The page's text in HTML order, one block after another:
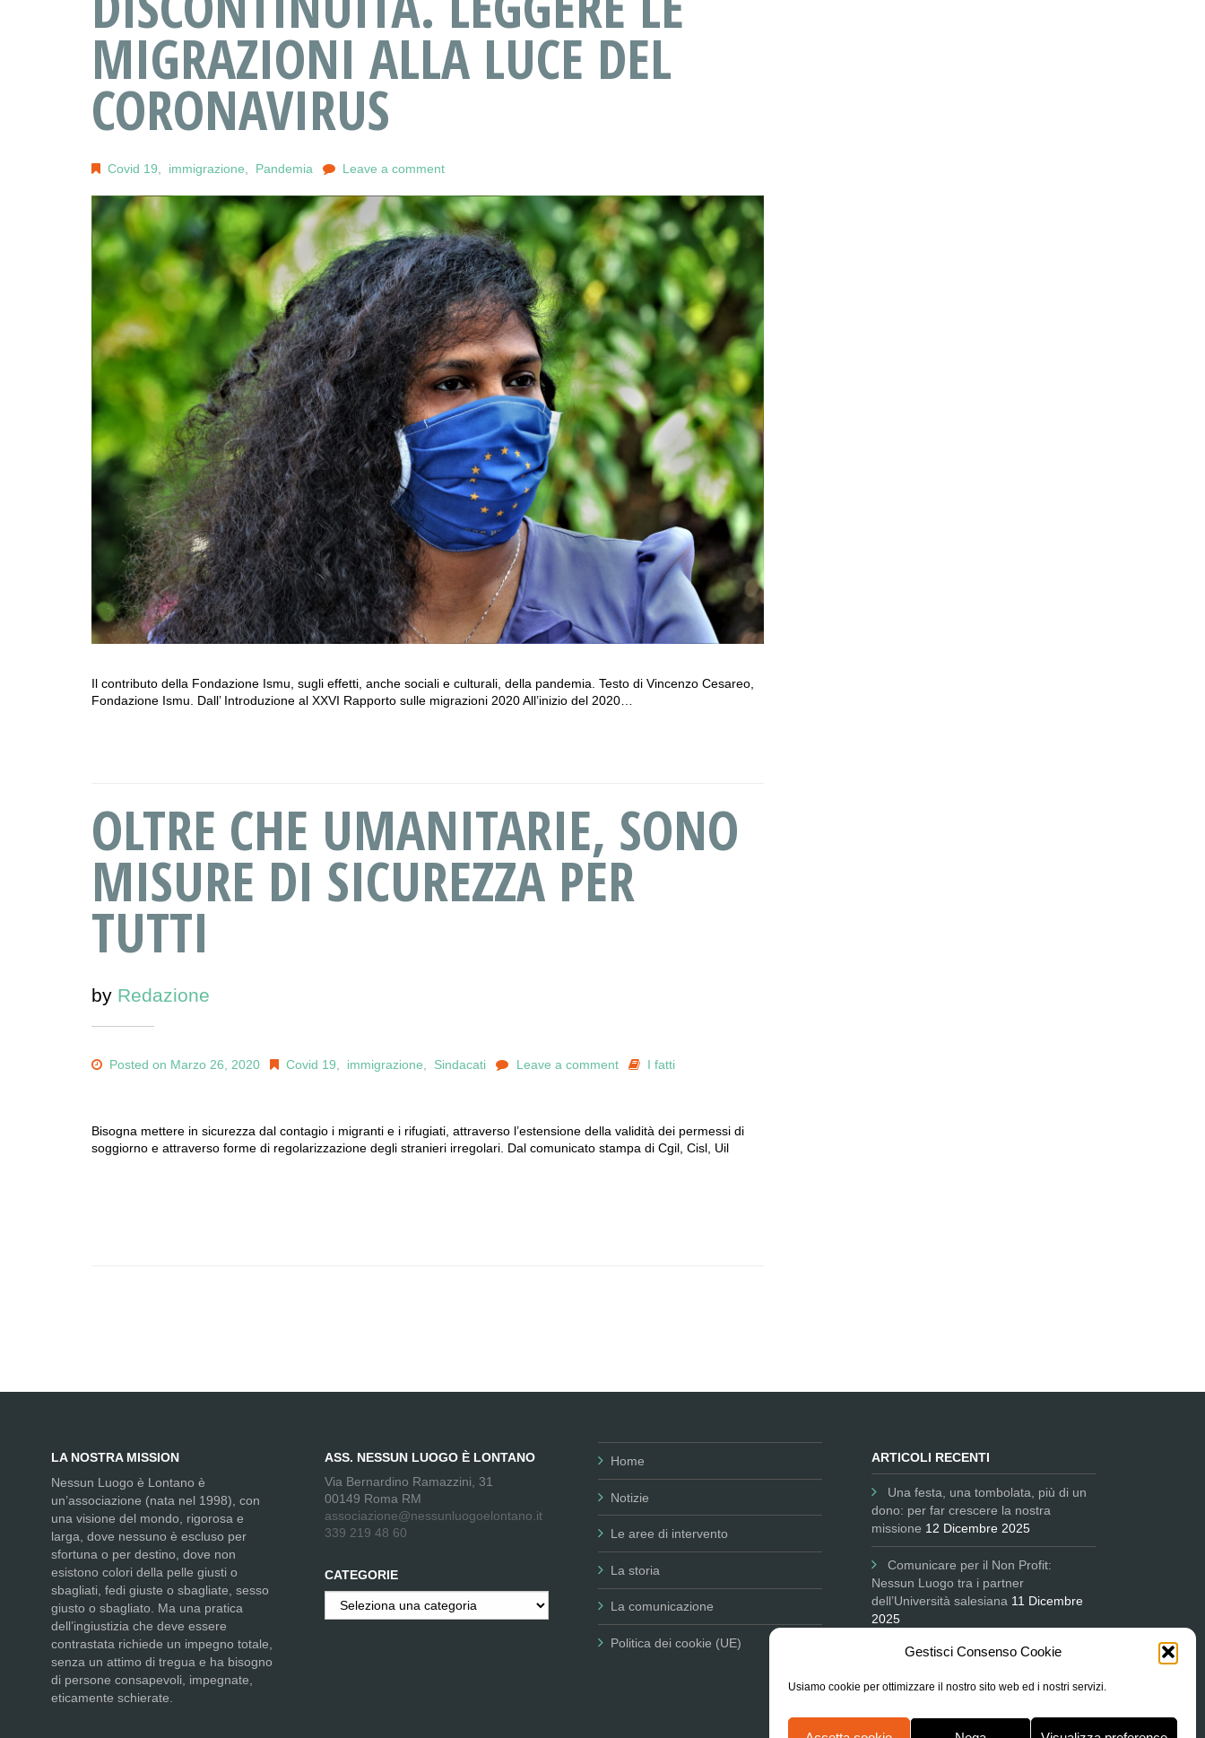
Gestisci Consenso Cookie
Usiamo cookie per ottimizzare il nostro sito web ed i nostri servizi.
MIGRAZIONI ALLA LUCE DEL
CORONAVIRUS
Covid 19 immigrazione Pandemia Leave a comment
Il contributo della Fondazione Ismu, sugli effetti, anche sociali e culturali, della pandemia. Testo di Vincenzo Cesareo,
Fondazione Ismu. Dall’ Introduzione al XXVI Rapporto sulle migrazioni 2020 All’inizio del 2020…
OLTRE CHE UMANITARIE, SONO
MISURE DI SICUREZZA PER
TUTTI
by Redazione
Posted on Marzo 26, 2020 Covid 19, immigrazione, Sindacati Leave a comment I fatti
Bisogna mettere in sicurezza dal contagio i migranti e i rifugiati, attraverso l’estensione della validità dei permessi di
soggiorno e attraverso forme di regolarizzazione degli stranieri irregolari. Dal comunicato stampa di Cgil, Cisl, Uil
LA NOSTRA MISSION
Nessun Luogo è Lontano è
un’associazione (nata nel 1998), con
una visione del mondo, rigorosa e
larga, dove nessuno è escluso per
sfortuna o per destino, dove non
esistono colori della pelle giusti o
sbagliati, fedi giuste o sbagliate, sesso
giusto o sbagliato. Ma una pratica
dell’ingiustizia che deve essere
contrastata richiede un impegno totale,
senza un attimo di tregua e ha bisogno
di persone consapevoli, impegnate,
eticamente schierate.
ASS. NESSUN LUOGO È LONTANO
Via Bernardino Ramazzini, 31
00149 Roma RM
associazione@nessunluogoelontano.it
339 219 48 60
CATEGORIE
Categorie
Home
Notizie
Le aree di intervento
La storia
La comunicazione
Politica dei cookie (UE)
ARTICOLI RECENTI
Una festa, una tombolata, più di un
dono: per far crescere la nostra
missione 12 Dicembre 2025
Comunicare per il Non Profit:
Nessun Luogo tra i partner
dell’Università salesiana 11 Dicembre
2025
L’Associazione in Parlamento
le città 9 Ottobre 2025